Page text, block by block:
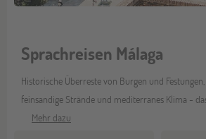
Sprachreisen Málaga
Historische Überreste von Burgen und
feinsandige Strände und mediterranes Klima -
Mehr dazu